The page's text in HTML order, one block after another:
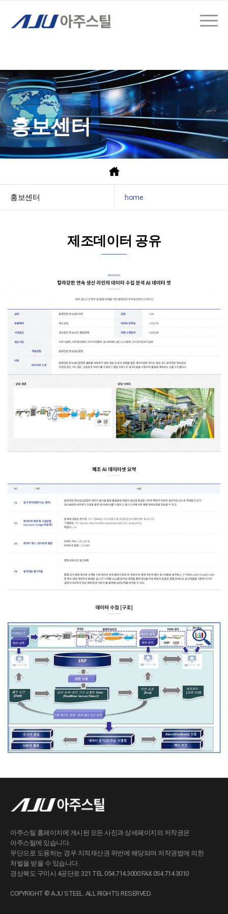
홍보센터
홍보센터 home
제조데이터 공유
아주스틸 홈페이지에 게시된 모든 사진과 상세페이지의 저작권은
아주스틸에 있습니다.
무단으로 도용하는 경우 지적재산권 위반에 해당되며 저작권법에 의한
처벌을 받을 수 있습니다.
경상북도 구미시 4공단로 321 TEL 054.714.3000 FAX 054.714.3010
COPYRIGHT © AJU STEEL. ALL RIGHTS RESERVED.